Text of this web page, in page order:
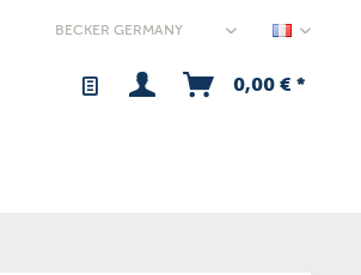
0,00 € *